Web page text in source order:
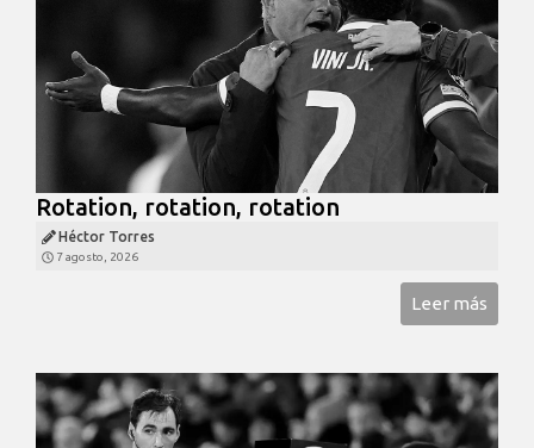
Rotation, rotation, rotation
Héctor Torres
7 agosto, 2026
Leer más